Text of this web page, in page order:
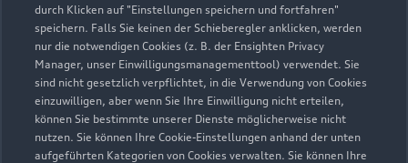
durch Klicken auf "Einstellungen speichern und fortfahren"
speichern. Falls Sie keinen der Schieberegler anklicken, werden
nur die notwendigen Cookies (z. B. der Ensighten Privacy
Manager, unser Einwilligungsmanagementtool) verwendet. Sie
sind nicht gesetzlich verpflichtet, in die Verwendung von Cookies
einzuwilligen, aber wenn Sie Ihre Einwilligung nicht erteilen,
können Sie bestimmte unserer Dienste möglicherweise nicht
nutzen. Sie können Ihre Cookie-Einstellungen anhand der unten
aufgeführten Kategorien von Cookies verwalten. Sie können Ihre
Modelle
Alle Modelle
Modelle vergleichen
Kaufen & leasen
Neuwagensuche
Service & Zubehör